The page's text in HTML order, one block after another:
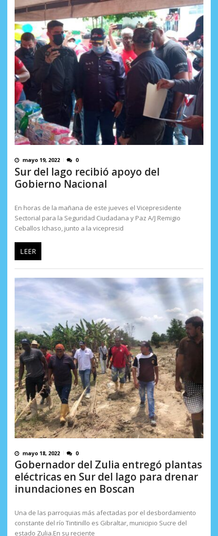
mayo 19, 2022 0
Sur del lago recibió apoyo del
Gobierno Nacional
En horas de la mañana de este jueves el Vicepresidente
Sectorial para la Seguridad Ciudadana y Paz A/J Remigio
Ceballos Ichaso, junto a la vicepresid
LEER
mayo 18, 2022 0
Gobernador del Zulia entregó plantas
eléctricas en Sur del lago para drenar
inundaciones en Boscan
Una de las parroquias más afectadas por el desbordamiento
constante del río Tintinillo es Gibraltar, municipio Sucre del
estado Zulia.En su reciente